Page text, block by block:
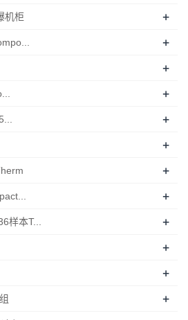
机柜 +
+
+
+
+
+
+
+
样本T... +
+
+
+